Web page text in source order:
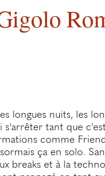
longues nuits, les
s'arrêter tant que c'est
comme
ça en solo.
breaks et à la